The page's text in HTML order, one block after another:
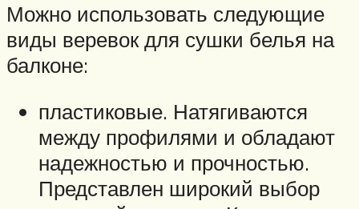
Можно использовать следующие
виды веревок для сушки белья на
балконе:
пластиковые. Натягиваются
между профилями и обладают
надежностью и прочностью.
Представлен широкий выбор